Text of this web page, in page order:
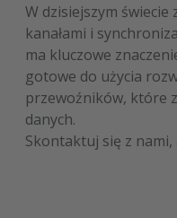
W dzisiejszym
kanałami i
ma kluczowe
gotowe do użycia
przewoźników, które
danych.
Skontaktuj się z nami,